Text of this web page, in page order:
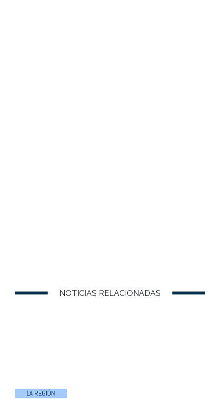
NOTICIAS RELACIONADAS
LA REGIÓN